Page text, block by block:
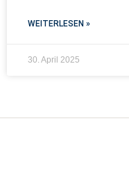
WEITERLESEN »
30. April 2025